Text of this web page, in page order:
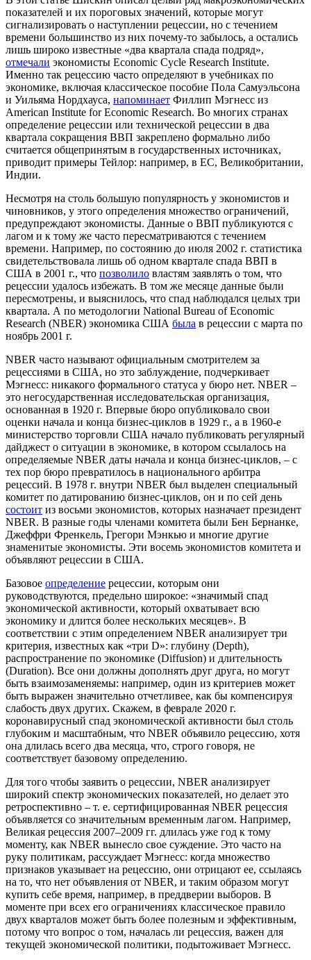
показателей и их пороговых значений, которые могут
сигнализировать о наступлении рецессии, но с течением
времени большинство из них почему-то забылось, а остались
лишь широко известные «два квартала спада подряд»,
отмечали экономисты Economic Cycle Research Institute.
Именно так рецессию часто определяют в учебниках по
экономике, включая классическое пособие Пола Самуэльсона
и Уильяма Нордхауса, напоминает Филлип Мэгнесс из
American Institute for Economic Research. Во многих странах
определение рецессии или технической рецессии в два
квартала сокращения ВВП закреплено формально либо
считается общепринятым в государственных источниках,
приводит примеры Тейлор: например, в ЕС, Великобритании,
Индии.
Несмотря на столь большую популярность у экономистов и
чиновников, у этого определения множество ограничений,
предупреждают экономисты. Данные о ВВП публикуются с
лагом и к тому же часто пересматриваются с течением
времени. Например, по состоянию до июля 2002 г. статистика
свидетельствовала лишь об одном квартале спада ВВП в
США в 2001 г., что позволило властям заявлять о том, что
рецессии удалось избежать. В том же месяце данные были
пересмотрены, и выяснилось, что спад наблюдался целых три
квартала. А по методологии National Bureau of Economic
Research (NBER) экономика США была в рецессии с марта по
ноябрь 2001 г.
NBER часто называют официальным смотрителем за
рецессиями в США, но это заблуждение, подчеркивает
Мэгнесс: никакого формального статуса у бюро нет. NBER –
это негосударственная исследовательская организация,
основанная в 1920 г. Впервые бюро опубликовало свои
оценки начала и конца бизнес-циклов в 1929 г., а в 1960-е
министерство торговли США начало публиковать регулярный
дайджест о ситуации в экономике, в котором ссылалось на
определяемые NBER даты начала и конца бизнес-циклов, – с
тех пор бюро превратилось в национального арбитра
рецессий. В 1978 г. внутри NBER был выделен специальный
комитет по датированию бизнес-циклов, он и по сей день
состоит из восьми экономистов, которых назначает президент
NBER. В разные годы членами комитета были Бен Бернанке,
Джеффри Френкель, Грегори Мэнкью и многие другие
знаменитые экономисты. Эти восемь экономистов комитета и
объявляют рецессии в США.
Базовое определение рецессии, которым они
руководствуются, предельно широкое: «значимый спад
экономической активности, который охватывает всю
экономику и длится более нескольких месяцев». В
соответствии с этим определением NBER анализирует три
критерия, известных как «три D»: глубину (Depth),
распространение по экономике (Diffusion) и длительность
(Duration). Все они должны дополнять друг друга, но могут
быть взаимозаменяемы: например, один из критериев может
быть выражен значительно отчетливее, как бы компенсируя
слабость двух других. Скажем, в феврале 2020 г.
коронавирусный спад экономической активности был столь
глубоким и масштабным, что NBER объявило рецессию, хотя
она длилась всего два месяца, что, строго говоря, не
соответствует базовому определению.
Для того чтобы заявить о рецессии, NBER анализирует
широкий спектр экономических показателей, но делает это
ретроспективно – т. е. сертифицированная NBER рецессия
объявляется со значительным временным лагом. Например,
Великая рецессия 2007–2009 гг. длилась уже год к тому
моменту, как NBER вынесло свое суждение. Это часто на
руку политикам, рассуждает Мэгнесс: когда множество
признаков указывает на рецессию, они отрицают ее, ссылаясь
на то, что нет объявления от NBER, и таким образом могут
купить себе время, например, в преддверии выборов. В
моменте при всех его ограничениях классическое правило
двух кварталов может быть более полезным и эффективным,
потому что вопрос о том, началась ли рецессия, важен для
текущей экономической политики, подытоживает Мэгнесс.